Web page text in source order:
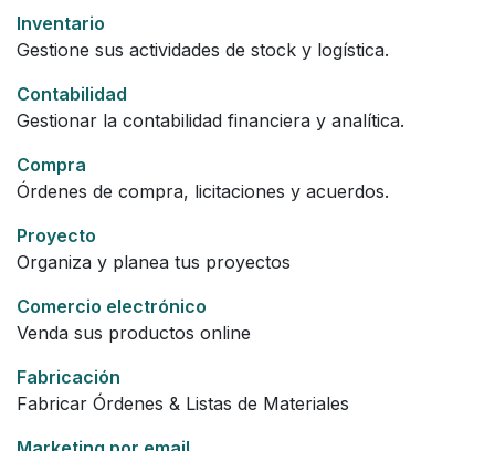
Inventario
Gestione sus actividades de stock y logística.
Contabilidad
Gestionar la contabilidad financiera y analítica.
Compra
Órdenes de compra, licitaciones y acuerdos.
Proyecto
Organiza y planea tus proyectos
Comercio electrónico
Venda sus productos online
Fabricación
Fabricar Órdenes & Listas de Materiales